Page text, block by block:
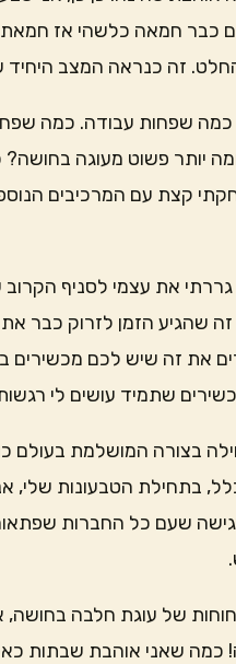
אם כבר חמאה כלשהי אז
זה כנראה המצב היחיד
כמה שפחות עבודה. כמה
יותר פשוט מעוגה
קצת עם המרכיבים
זה שהגיע הזמן לזרוק כבר
את זה שיש לכם
שתמיד עושים לי
בצורה המושלמת בעולם
בתחילת הטבעונות שלי,
שעם כל החברות
של עוגת חלבה בחושה,
כמה שאני אוהבת שבתות